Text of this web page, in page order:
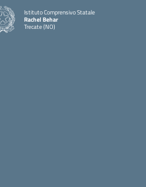
Istituto Comprensivo Statale
Rachel Behar
Trecate (NO)